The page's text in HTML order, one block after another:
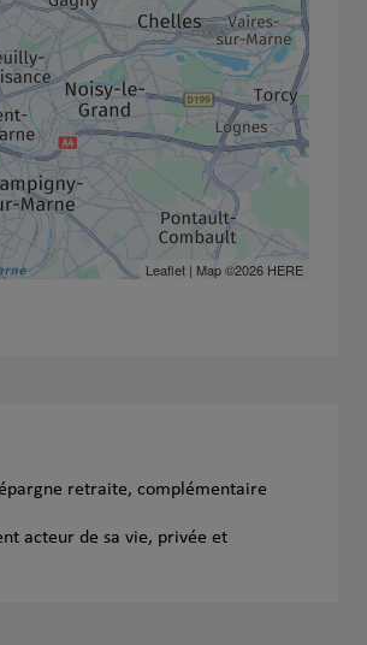
Leaflet| Map ©2026 HERE
épargne retraite, complémentaire
acteur de sa vie, privée et